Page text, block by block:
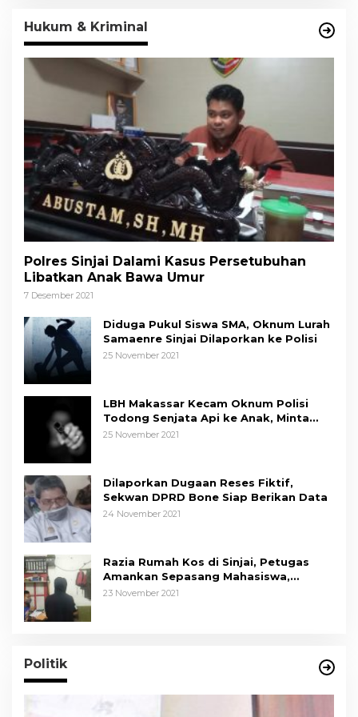
Hukum & Kriminal
Polres Sinjai Dalami Kasus Persetubuhan
Libatkan Anak Bawa Umur
7 Desember 2021
Diduga Pukul Siswa SMA, Oknum Lurah
Samaenre Sinjai Dilaporkan ke Polisi
25 November 2021
LBH Makassar Kecam Oknum Polisi
Todong Senjata Api ke Anak, Minta
Kapolda Sulsel Tindak Tegas
25 November 2021
Dilaporkan Dugaan Reses Fiktif,
Sekwan DPRD Bone Siap Berikan Data
24 November 2021
Razia Rumah Kos di Sinjai, Petugas
Amankan Sepasang Mahasiswa,
Mengaku Berpacaran
23 November 2021
Politik